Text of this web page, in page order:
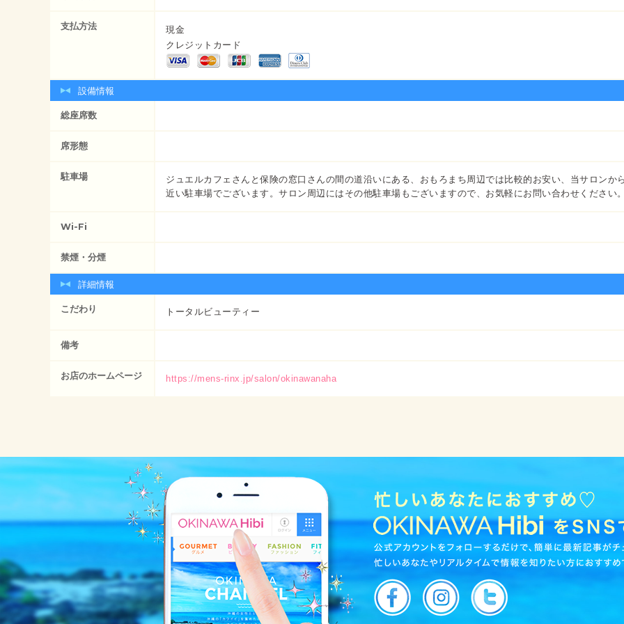
支払方法
現金
クレジットカード
設備情報
総座席数
席形態
駐車場
ジュエルカフェさんと保険の窓口さんの間の道沿いにある、おもろまち周辺では比較的お安い、当サロンか
近い駐車場でございます。サロン周辺にはその他駐車場もございますので、お気軽にお問い合わせください。
Wi-Fi
禁煙・分煙
詳細情報
こだわり トータルビューティー
備考
お店のホームページ https://mens-rinx.jp/salon/okinawanaha